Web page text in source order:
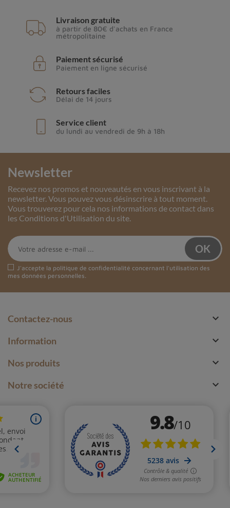
Livraison gratuite
à partir de 80€ d'achats en France
métropolitaine
Paiement sécurisé
Paiement en ligne sécurisé
Retours faciles
Délai de 14 jours
Service client
du lundi au vendredi de 9h à 18h
Newsletter
Recevez nos promos et nouveautés en vous inscrivant à la
newsletter. Vous pouvez vous désinscrire à tout moment.
Vous trouverez pour cela nos informations de contact dans
les Conditions d'Utilisation du site.
J'accepte la politique de confidentialité concernant l'utilisation des
mes données personnelles.
Contactez-nous 
Information 
Nos produits 
Notre société 